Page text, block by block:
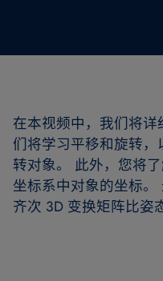
在本视频中，我们将
们将学习平移和旋转
转对象。 此外，您将
坐标系中对象的坐标
齐次 3D 变换矩阵比姿